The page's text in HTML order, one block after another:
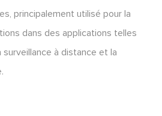
principalement utilisé pour la
dans des applications telles
surveillance à distance et la